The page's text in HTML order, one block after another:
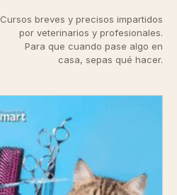
Cursos breves y precisos impartidos
por veterinarios y profesionales.
Para que cuando pase algo en
casa, sepas qué hacer.